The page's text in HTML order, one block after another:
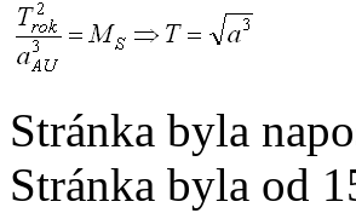
Stránka byla
Stránka byla od